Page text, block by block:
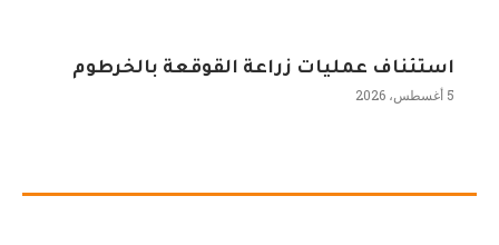
استئناف عمليات زراعة القوقعة بالخرطوم
5 أغسطس، 2026